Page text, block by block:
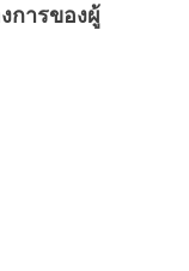
การของผู้